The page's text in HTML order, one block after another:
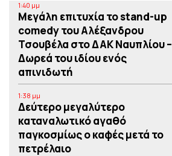
1:40 μμ
Μεγάλη επιτυχία το stand-up
comedy του Αλέξανδρου
Τσουβέλα στο ΔΑΚ Ναυπλίου –
Δωρεά του ιδίου ενός
απινιδωτή
1:38 μμ
Δεύτερο μεγαλύτερο
καταναλωτικό αγαθό
παγκοσμίως ο καφές μετά το
πετρέλαιο